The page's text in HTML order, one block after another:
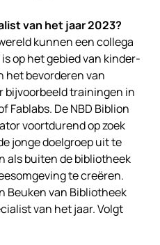
van het jaar 2023?
kunnen een collega
op het gebied van kinder-
het bevorderen van
bijvoorbeeld trainingen in
Fablabs. De NBD Biblion
voortdurend op zoek
jonge doelgroep uit te
als buiten de bibliotheek
te creëren.
Beuken van Bibliotheek
van het jaar. Volgt